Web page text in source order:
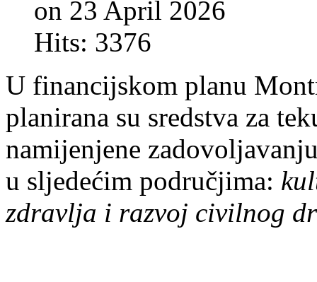
on 23 April 2026
Hits: 3376
U financijskom planu
planirana su sredstva za
namijenjene
u sljedećim područjima:
zdravlja i razvoj civilnog